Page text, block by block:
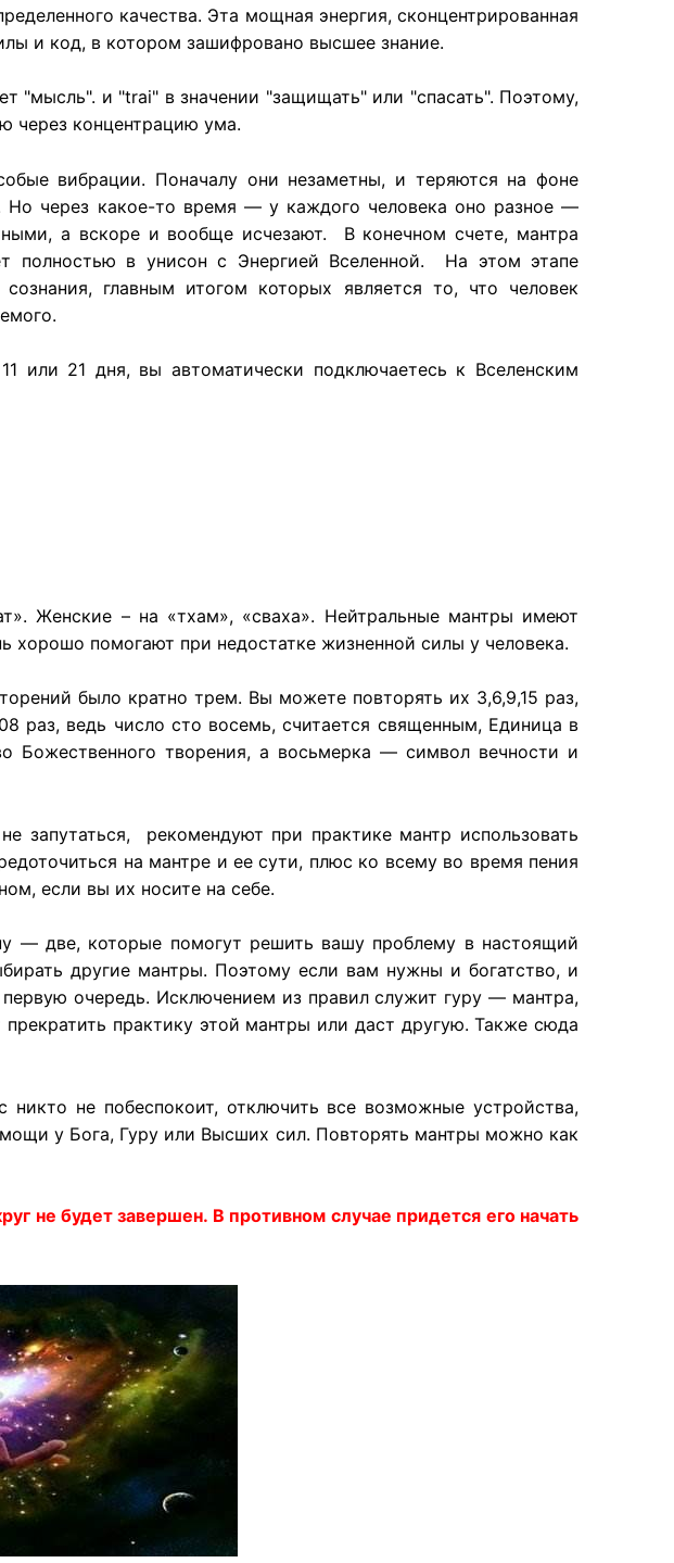
качества. Эта мощная энергия, сконцентрированная
и код, в котором зашифровано высшее знание.
"мысль". и "trai" в значении "защищать" или "спасать". Поэтому,
через концентрацию ума.
вибрации. Поначалу они незаметны, и теряются на фоне
Но через какое-то время — у каждого человека оно разное —
а вскоре и вообще исчезают. В конечном счете, мантра
полностью в унисон с Энергией Вселенной. На этом этапе
главным итогом которых является то, что человек
или 21 дня, вы автоматически подключаетесь к Вселенским
Женские – на «тхам», «сваха». Нейтральные мантры имеют
хорошо помогают при недостатке жизненной силы у человека.
было кратно трем. Вы можете повторять их 3,6,9,15 раз,
раз, ведь число сто восемь, считается священным, Единица в
творения, а восьмерка — символ вечности и
запутаться, рекомендуют при практике мантр использовать
на мантре и ее сути, плюс ко всему во время пения
если вы их носите на себе.
— две, которые помогут решить вашу проблему в настоящий
другие мантры. Поэтому если вам нужны и богатство, и
очередь. Исключением из правил служит гуру — мантра,
практику этой мантры или даст другую. Также сюда
не побеспокоит, отключить все возможные устройства,
у Бога, Гуру или Высших сил. Повторять мантры можно как
не будет завершен. В противном случае придется его начать